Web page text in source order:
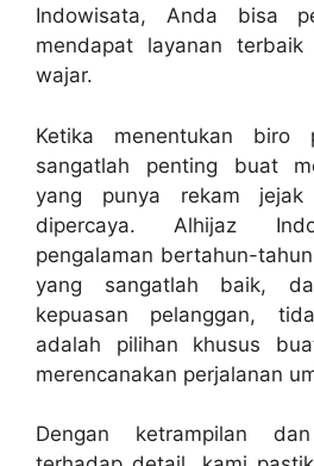
Indowisata, Anda bisa
mendapat layanan
wajar.
Ketika menentukan biro
sangatlah penting buat
yang punya rekam
dipercaya. Alhijaz
pengalaman bertahun-
yang sangatlah baik,
kepuasan pelanggan,
adalah pilihan khusus
merencanakan perjalanan
Dengan ketrampilan